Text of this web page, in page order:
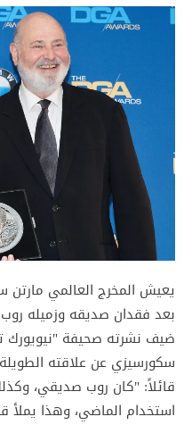
يعيش المخرج العالمي مارتن
بعد فقدان صديقه وزميله
ضيف نشرته صحيفة "نيويورك
سكورسيزي عن علاقته
قائلاً: "كان روب صديقي،
استخدام الماضي، وهذا يملأ